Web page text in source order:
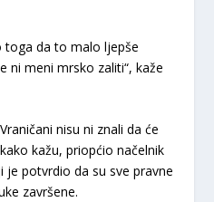
toga da to malo ljepše
ni meni mrsko zaliti“, kaže
nisu ni znali da će
kažu, priopćio načelnik
je potvrdio da su sve pravne
završene.